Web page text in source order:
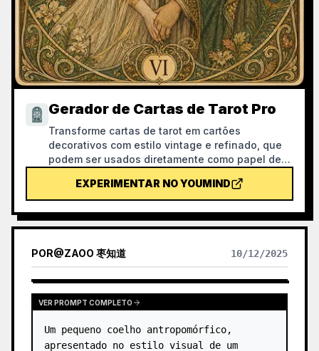
Gerador de Cartas de Tarot Pro
Transforme cartas de tarot em cartões
decorativos com estilo vintage e refinado, que
podem ser usados diretamente como papel de
gosta (como mitologia nórdica, ou IP de
anime/jogos) ou quais cartas deseja tirar, e ele
produzirá imagens de tarot com estilo unificado
e significado requintado. Suporta o conjunto
algumas à escolha, com visual refinado e
ser combinado com a tarefa agendada do
YouMind para tirar cartas e interpretações
necessário configurar a tarefa agendada
manualmente).
EXPERIMENTAR NO YOUMIND
POR@ZAOO 枣知道 10/12/2025
VER PROMPT COMPLETO
Um pequeno coelho antropomórfico,
apresentado no estilo visual de um